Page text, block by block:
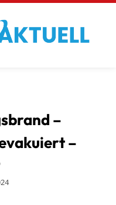
–
–